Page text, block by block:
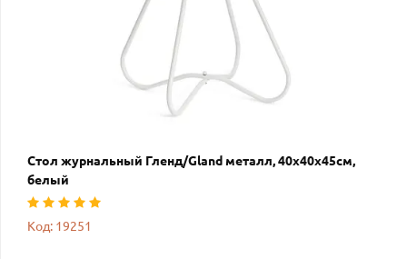
Стол журнальный Гленд/Gland металл, 40х40х45см,
белый
Код: 19251